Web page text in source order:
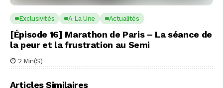
Exclusivités A La Une Actualités
[Épisode 16] Marathon de Paris – La séance de
la peur et la frustration au Semi
2 Min(s)
Articles Similaires